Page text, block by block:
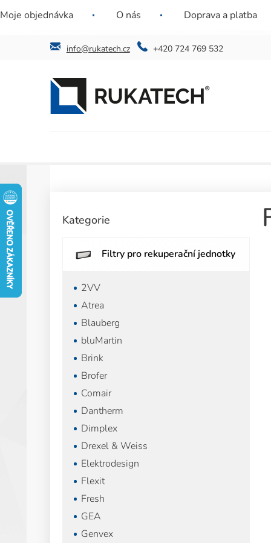
na
Nenašli jste požadovaný filtr? Ozvěte se nám a
Jste
+420 724 769 532
info@rukatech.cz
Moje objednávka O nás Doprava a platba
s
kategorie
Kategorie
Filtry pro rekuperační jednotky
2VV
Atrea
Blauberg
bluMartin
Brink
Brofer
Comair
Dantherm
Dimplex
Drexel & Weiss
Elektrodesign
Flexit
Fresh
GEA
Genvex